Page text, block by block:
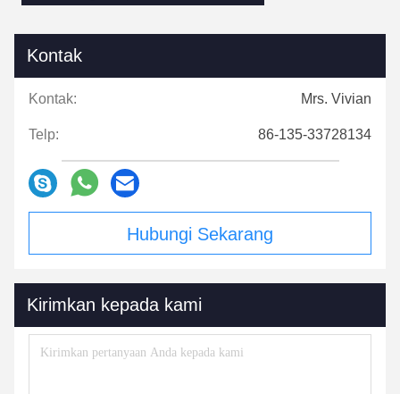
Kontak
Kontak: Mrs. Vivian
Telp: 86-135-33728134
Hubungi Sekarang
Kirimkan kepada kami